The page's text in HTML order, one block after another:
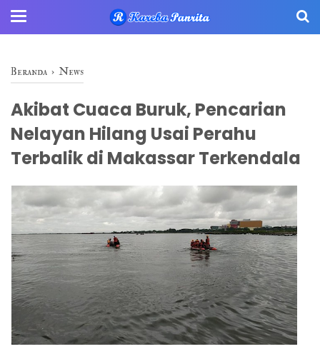
Beranda › News
Akibat Cuaca Buruk, Pencarian
Nelayan Hilang Usai Perahu
Terbalik di Makassar Terkendala